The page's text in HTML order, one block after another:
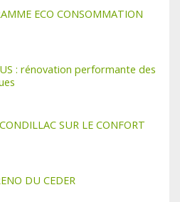
ECO CONSOMMATION
: rénovation performante des
SUR LE CONFORT
DU CEDER